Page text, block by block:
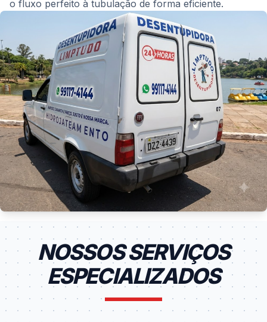
o fluxo perfeito à tubulação de forma eficiente.
NOSSOS SERVIÇOS
ESPECIALIZADOS